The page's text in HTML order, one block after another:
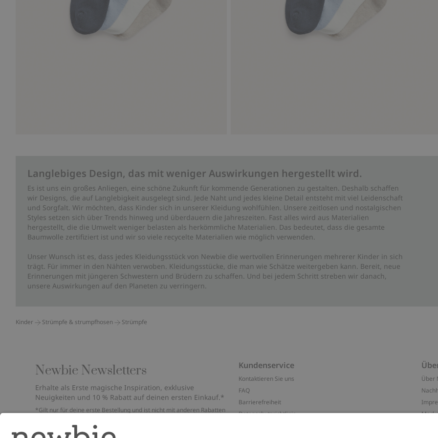
Langlebiges Design, das mit weniger Auswirkungen hergestellt wird.
Es ist uns ein großes Anliegen, eine schöne Zukunft für kommende Generationen zu gestalten. Deshalb schaffen
wir Designs, die auf Langlebigkeit ausgelegt sind. Jede Naht und jedes kleine Detail entsteht mit viel Leidenschaft
und Sorgfalt. Wir möchten, dass Kinder sich in unserer Kleidung wohlfühlen. Unsere zeitlosen und nostalgischen
Styles setzen sich über Trends hinweg und überdauern die Jahreszeiten. Fast alles wird aus Materialien
hergestellt, die die Umwelt weniger belasten als herkömmliche Materialien. Das bedeutet, dass die gesamte
Baumwolle zertifiziert ist und wir so viele recycelte Materialien wie möglich verwenden.
Unser Wunsch ist es, dass jedes Kleidungsstück von Newbie die wertvollen Erinnerungen mehrerer Kinder in sich
trägt. Für immer in den Nähten verwoben. Kleidungsstücke, die man wie Schätze weitergeben kann. Bereit, neue
Erinnerungen mit jüngeren Schwestern und Brüdern zu schaffen. Und bei jedem Schritt streben wir danach,
unsere Auswirkungen auf den Planeten zu verringern.
Kinder Strümpfe & strumpfhosen Strümpfe
Newbie Newsletters
Erhalte als Erste magische Inspiration, exklusive
Neuigkeiten und 10 % Rabatt auf deinen ersten Einkauf.*
*Gilt nur für deine erste Bestellung und ist nicht mit anderen Rabatten
überprüfe deinen Spam-Ordner. Lies unsere
FAQ & Cookie-Richtlinie
Kundenservice
Kontaktieren Sie uns
FAQ
Barrierefreiheit
Datenschutzrichtlinie
Über